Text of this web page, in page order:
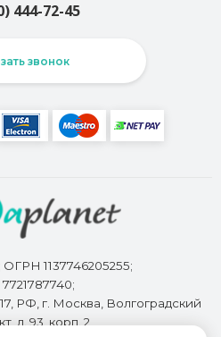
444-72-45
звонок
1137746205255;
РФ, г. Москва, Волгоградский
д. 93, корп. 2